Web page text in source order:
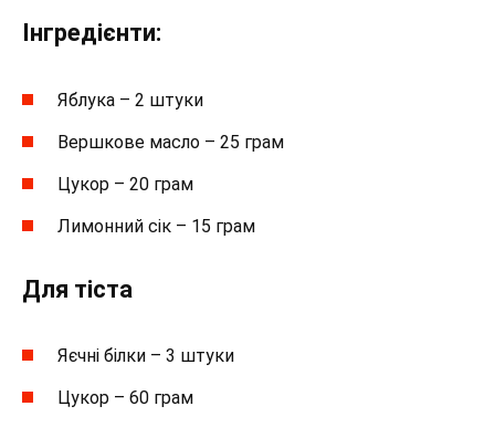
Інгредієнти:
Яблука – 2 штуки
Вершкове масло – 25 грам
Цукор – 20 грам
Лимонний сік – 15 грам
Для тіста
Яєчні білки – 3 штуки
Цукор – 60 грам